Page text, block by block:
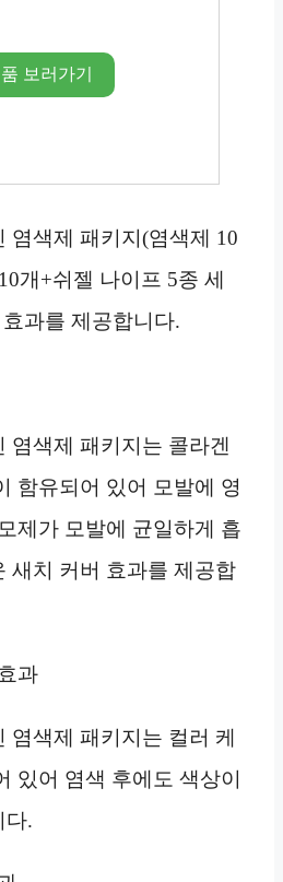
보러가기
염색제 패키지(염색제 10
개+쉬젤 나이프 5종 세
과를 제공합니다.
염색제 패키지는 콜라겐
함유되어 있어 모발에 영
제가 모발에 균일하게 흡
새치 커버 효과를 제공합
과
염색제 패키지는 컬러 케
있어 염색 후에도 색상이
다.